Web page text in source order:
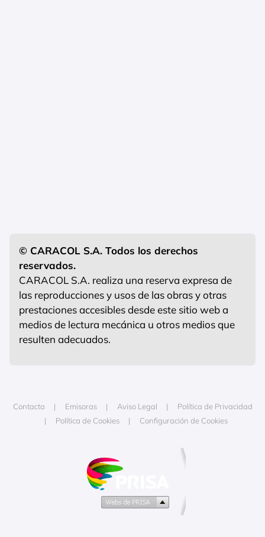
© CARACOL S.A. Todos los derechos
reservados.
CARACOL S.A. realiza una reserva expresa de
las reproducciones y usos de las obras y otras
prestaciones accesibles desde este sitio web a
medios de lectura mecánica u otros medios que
resulten adecuados.
Contacta Emisoras Aviso Legal
Política de Privacidad
Política de Cookies
Configuración de Cookies